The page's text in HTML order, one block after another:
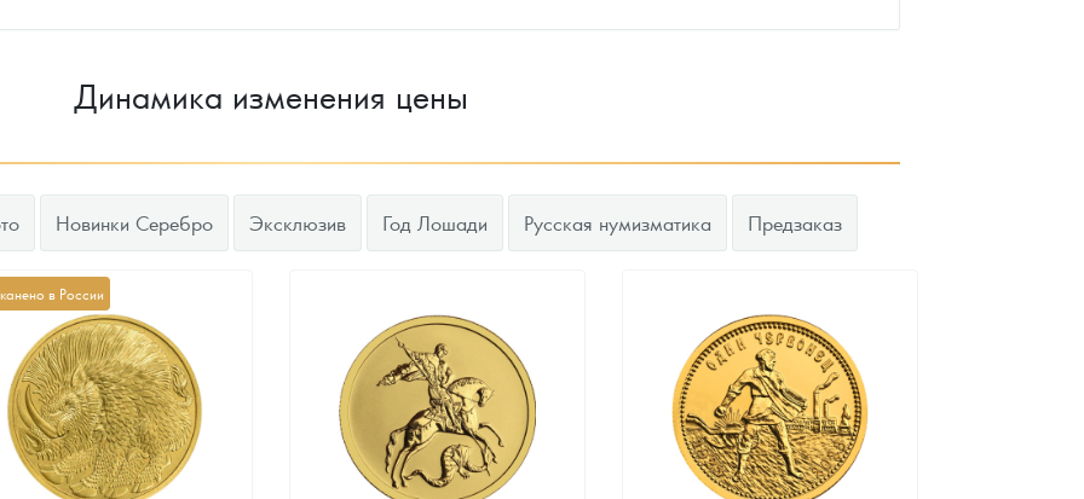
Динамика изменения цены
Новинки Серебро Эксклюзив Год Лошади Русская нумизматика Предзаказ
в России